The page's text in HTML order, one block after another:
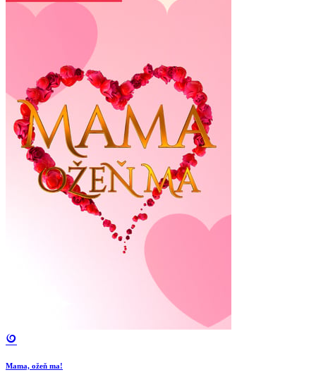
Mama, ožeň ma!